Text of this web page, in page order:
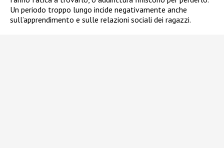
Un periodo troppo lungo incide negativamente anche
sull’apprendimento e sulle relazioni sociali dei ragazzi.